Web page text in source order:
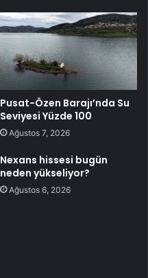
Pusat-Özen Barajı’nda Su
Seviyesi Yüzde 100
Ağustos 7, 2026
Nexans hissesi bugün
neden yükseliyor?
Ağustos 6, 2026